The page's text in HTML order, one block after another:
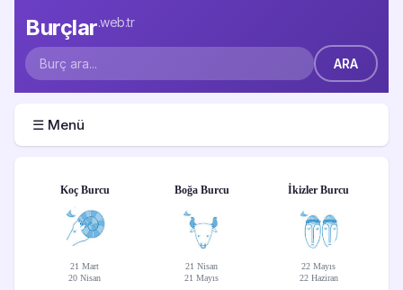
Burçlar.web.tr
☰ Menü
Koç Burcu
21 Mart
20 Nisan
Boğa Burcu
21 Nisan
21 Mayıs
İkizler Burcu
22 Mayıs
22 Haziran